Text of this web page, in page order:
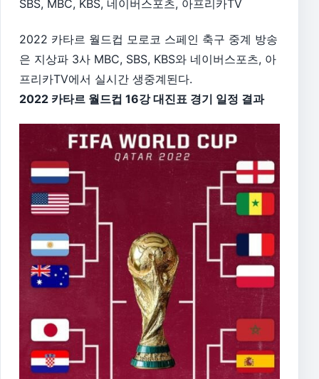
SBS, MBC, KBS, 네이버스포츠, 아프리카TV
2022 카타르 월드컵 모로코 스페인 축구 중계 방송
은 지상파 3사 MBC, SBS, KBS와 네이버스포츠, 아
프리카TV에서 실시간 생중계된다.
2022 카타르 월드컵 16강 대진표 경기 일정 결과